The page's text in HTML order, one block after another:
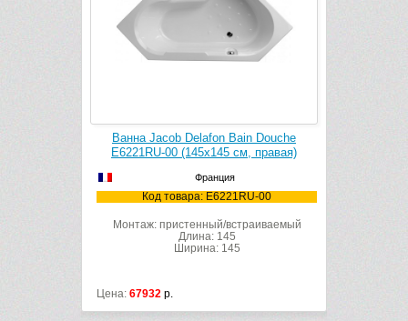
Ванна Jacob Delafon Bain Douche
E6221RU-00 (145х145 см, правая)
Франция
Код товара: E6221RU-00
Монтаж: пристенный/встраиваемый
Длина: 145
Ширина: 145
Цена: 67932 р. Цена: